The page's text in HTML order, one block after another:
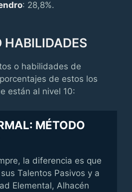
: 28,8%.
HABILIDADES
o habilidades de
de estos los
están al nivel 10:
MÉTODO
la diferencia es que
Talentos Pasivos y a
Elemental, Alhacén